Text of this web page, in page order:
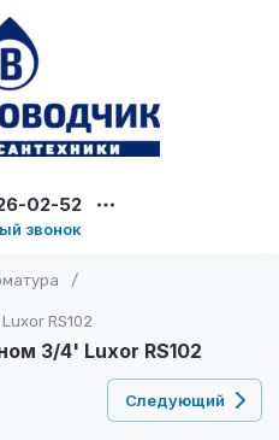
02-52
звонок
/
RS102
3/4' Luxor RS102
Следующий